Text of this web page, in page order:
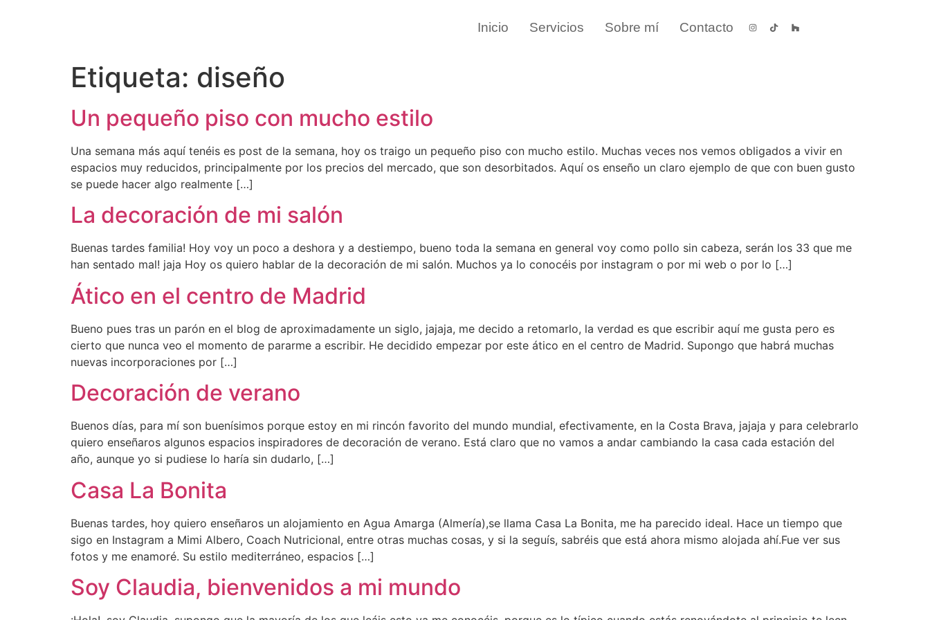
Inicio Servicios Sobre mí Contacto
Etiqueta: diseño
Un pequeño piso con mucho estilo
Una semana más aquí tenéis es post de la semana, hoy os traigo un pequeño piso con mucho estilo. Muchas veces nos vemos obligados a vivir en
espacios muy reducidos, principalmente por los precios del mercado, que son desorbitados. Aquí os enseño un claro ejemplo de que con buen gusto
se puede hacer algo realmente […]
La decoración de mi salón
Buenas tardes familia! Hoy voy un poco a deshora y a destiempo, bueno toda la semana en general voy como pollo sin cabeza, serán los 33 que me
han sentado mal! jaja Hoy os quiero hablar de la decoración de mi salón. Muchos ya lo conocéis por instagram o por mi web o por lo […]
Ático en el centro de Madrid
Bueno pues tras un parón en el blog de aproximadamente un siglo, jajaja, me decido a retomarlo, la verdad es que escribir aquí me gusta pero es
cierto que nunca veo el momento de pararme a escribir. He decidido empezar por este ático en el centro de Madrid. Supongo que habrá muchas
nuevas incorporaciones por […]
Decoración de verano
Buenos días, para mí son buenísimos porque estoy en mi rincón favorito del mundo mundial, efectivamente, en la Costa Brava, jajaja y para celebrarlo
quiero enseñaros algunos espacios inspiradores de decoración de verano. Está claro que no vamos a andar cambiando la casa cada estación del
año, aunque yo si pudiese lo haría sin dudarlo, […]
Casa La Bonita
Buenas tardes, hoy quiero enseñaros un alojamiento en Agua Amarga (Almería),se llama Casa La Bonita, me ha parecido ideal. Hace un tiempo que
sigo en Instagram a Mimi Albero, Coach Nutricional, entre otras muchas cosas, y si la seguís, sabréis que está ahora mismo alojada ahí.Fue ver sus
fotos y me enamoré. Su estilo mediterráneo, espacios […]
Soy Claudia, bienvenidos a mi mundo